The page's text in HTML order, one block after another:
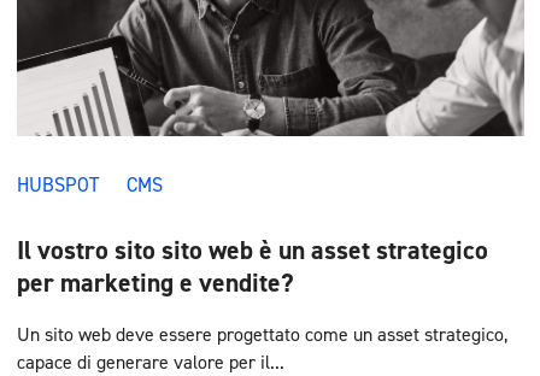
HUBSPOT CMS
Il vostro sito sito web è un asset strategico
per marketing e vendite?
Un sito web deve essere progettato come un asset strategico,
capace di generare valore per il...